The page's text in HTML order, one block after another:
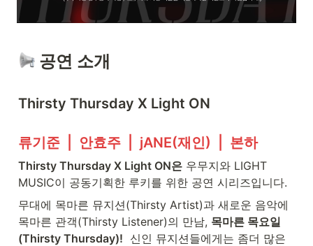
공연 소개
Thirsty Thursday X Light ON
류기준  |  안효주  |  jANE(재인)  |  본하
Thirsty Thursday X Light ON은 우무지와 LIGHT
MUSIC이 공동기획한 루키를 위한 공연 시리즈입니다.
무대에 목마른 뮤지션(Thirsty Artist)과 새로운 음악에
목마른 관객(Thirsty Listener)의 만남, 목마른 목요일
(Thirsty Thursday)!
  신인 뮤지션들에게는 좀더 많은